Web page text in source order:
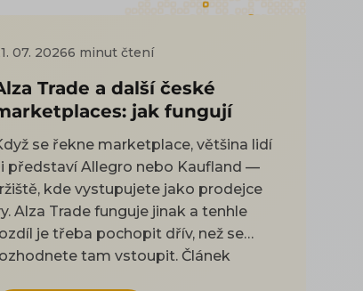
07. 20266 minut čtení
Trade a další české
jak fungují
se řekne marketplace, většina lidí
představí Allegro nebo Kaufland —
kde vystupujete jako prodejce
Alza Trade funguje jinak a tenhle
je třeba pochopit dřív, než se
tam vstoupit. Článek